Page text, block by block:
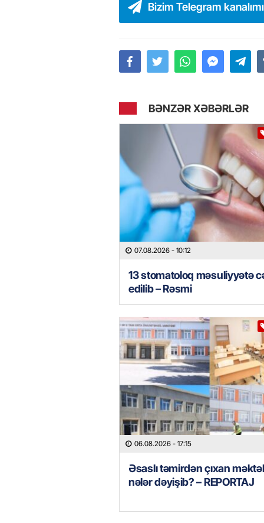
Bizim Telegram
BƏNZƏR XƏBƏRLƏR
07.08.2026 - 10:12
13 stomatoloq məsuliyyətə
edilib – Rəsmi
06.08.2026 - 17:15
Əsaslı təmirdən çıxan
nələr dəyişib? – REPORTAJ